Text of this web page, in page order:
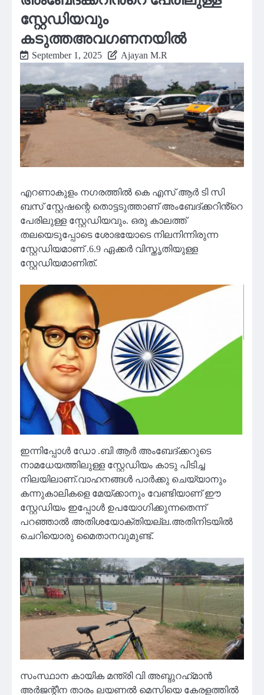
സ്റ്റേഡിയവും
കടുത്തഅവഗണനയിൽ
September 1, 2025 Ajayan M.R
എറണാകുളം നഗരത്തിൽ കെ എസ് ആർ ടി സി
ബസ് സ്റ്റേഷന്റെ തൊട്ടടുത്താണ് അംബേദ്ക്കറിൻ്റെ
പേരിലുള്ള സ്റ്റേഡിയവും. ഒരു കാലത്ത്
തലയെടുപ്പോടെ ശോഭയോടെ നിലനിന്നിരുന്ന
സ്റ്റേഡിയമാണ് .6.9 ഏക്കർ വിസ്തൃതിയുള്ള
സ്റ്റേഡിയമാണിത്.
ഇന്നിപ്പോൾ ഡോ .ബി ആർ അംബേദ്ക്കറുടെ
നാമധേയത്തിലുള്ള സ്റ്റേഡിയം കാടു പിടിച്ച
നിലയിലാണ്.വാഹനങ്ങൾ പാർക്കു ചെയ്യാനും
കന്നുകാലികളെ മേയ്ക്കാനും വേണ്ടിയാണ് ഈ
സ്റ്റേഡിയം ഇപ്പോൾ ഉപയോഗിക്കുന്നതെന്ന്
പറഞ്ഞാൽ അതിശയോക്തിയല്ല.അതിനിടയിൽ
ചെറിയൊരു മൈതാനവുമുണ്ട്.
സംസ്ഥാന കായിക മന്ത്രി വി അബ്ദുറഹ്‌മാൻ
അർജന്റീന താരം ലയണൽ മെസിയെ കേരളത്തിൽ